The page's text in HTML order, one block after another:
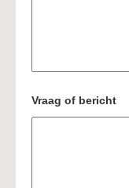
Vraag of bericht